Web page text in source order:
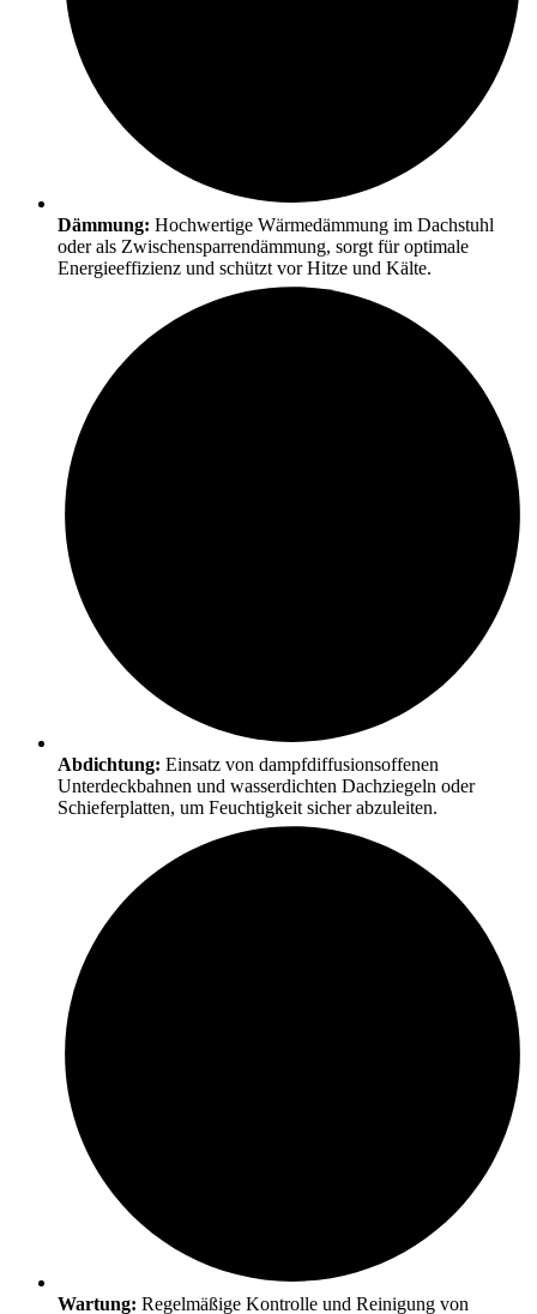
Dämmung: Hochwertige Wärmedämmung im Dachstuhl
oder als Zwischensparrendämmung, sorgt für optimale
Energieeffizienz und schützt vor Hitze und Kälte.
Abdichtung: Einsatz von dampfdiffusionsoffenen
Unterdeckbahnen und wasserdichten Dachziegeln oder
Schieferplatten, um Feuchtigkeit sicher abzuleiten.
Wartung: Regelmäßige Kontrolle und Reinigung von